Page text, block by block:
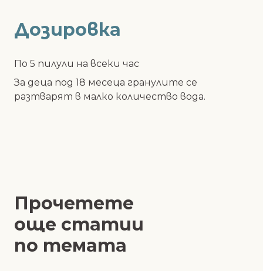
Дозировка
По 5 пилули на всеки час
За деца под 18 месеца гранулите се
разтварят в малко количество вода.
Прочетете
още статии
по темата